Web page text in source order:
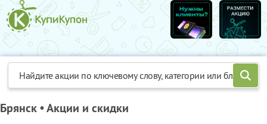
Брянск • Акции и скидки